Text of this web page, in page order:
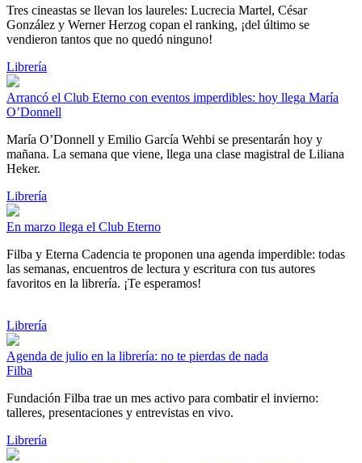
Tres cineastas se llevan los laureles: Lucrecia Martel, César
González y Werner Herzog copan el ranking, ¡del último se
vendieron tantos que no quedó ninguno!
Librería
Arrancó el Club Eterno con eventos imperdibles: hoy llega María
O’Donnell
María O’Donnell y Emilio García Wehbi se presentarán hoy y
mañana. La semana que viene, llega una clase magistral de Liliana
Heker.
Librería
En marzo llega el Club Eterno
Filba y Eterna Cadencia te proponen una agenda imperdible: todas
las semanas, encuentros de lectura y escritura con tus autores
favoritos en la librería. ¡Te esperamos!
Librería
Agenda de julio en la librería: no te pierdas de nada
Filba
Fundación Filba trae un mes activo para combatir el invierno:
talleres, presentaciones y entrevistas en vivo.
Librería